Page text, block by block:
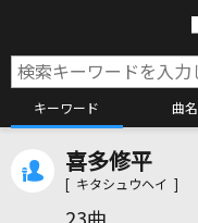
キーワード 曲名
喜多修平
[ キタシュウヘイ ]